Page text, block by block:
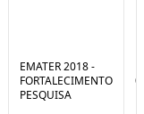
EMATER 2018 -
FORTALECIMENTO
PESQUISA